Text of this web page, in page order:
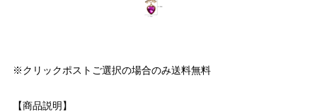
※クリックポストご選択の場合のみ送料無料
【商品説明】